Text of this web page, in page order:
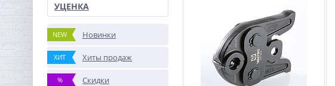
УЦЕНКА
NEW Новинки
ХИТ Хиты продаж
% Скидки